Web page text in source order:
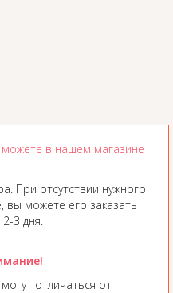
в нашем магазине
При отсутствии нужного
можете его заказать
3 дня.
отличаться от